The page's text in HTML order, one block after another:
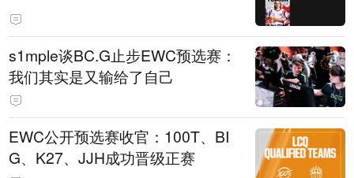
s1mple谈BC.G止步EWC预选赛：
我们其实是又输给了自己
EWC公开预选赛收官：100T、BI
G、K27、JJH成功晋级正赛